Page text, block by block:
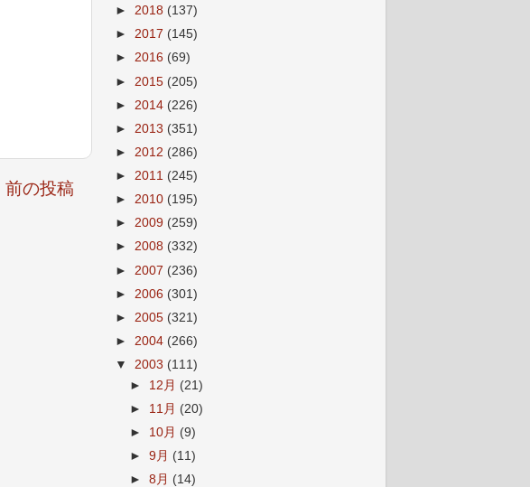
前の投稿
► 2018 (137)
► 2017 (145)
► 2016 (69)
► 2015 (205)
► 2014 (226)
► 2013 (351)
► 2012 (286)
► 2011 (245)
► 2010 (195)
► 2009 (259)
► 2008 (332)
► 2007 (236)
► 2006 (301)
► 2005 (321)
► 2004 (266)
▼ 2003 (111)
► 12月 (21)
► 11月 (20)
► 10月 (9)
►9月 (11)
►8月 (14)